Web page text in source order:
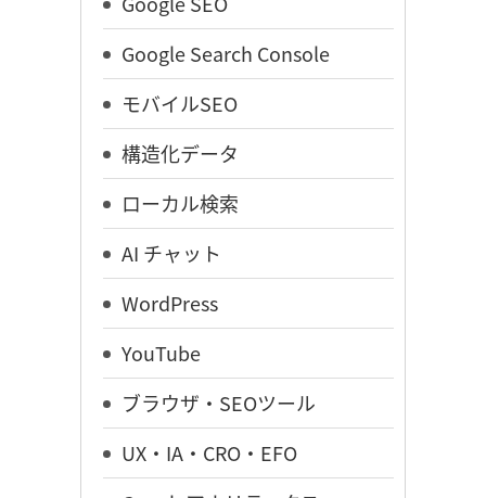
Google Search Console
モバイルSEO
構造化データ
ローカル検索
AI チャット
WordPress
YouTube
ブラウザ・SEOツール
UX・IA・CRO・EFO